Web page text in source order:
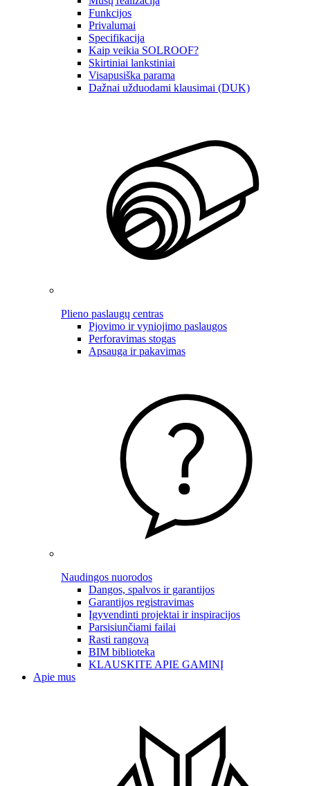
Funkcijos
Privalumai
Specifikacija
Kaip veikia SOLROOF?
Skirtiniai lankstiniai
Visapusiška parama
Dažnai užduodami klausimai (DUK)
Plieno paslaugų centras
Pjovimo ir vyniojimo paslaugos
Perforavimas stogas
Apsauga ir pakavimas
Naudingos nuorodos
Dangos, spalvos ir garantijos
Garantijos registravimas
Įgyvendinti projektai ir inspiracijos
Parsisiunčiami failai
Rasti rangovą
BIM biblioteka
KLAUSKITE APIE GAMINĮ
Apie mus